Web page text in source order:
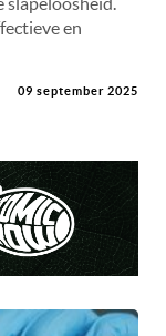
en
09 september 2025